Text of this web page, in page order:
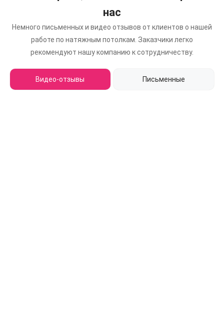
нас
Немного письменных и видео отзывов от клиентов о нашей
работе по натяжным потолкам. Заказчики легко
рекомендуют нашу компанию к сотрудничеству.
Видео-отзывы Письменные